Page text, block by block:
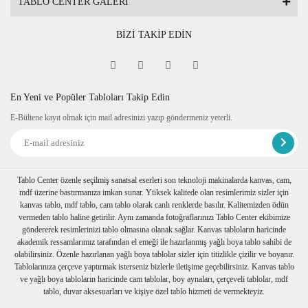
BİZİ TAKİP EDİN
En Yeni ve Popüler Tabloları Takip Edin
E-Bültene kayıt olmak için mail adresinizi yazıp göndermeniz yeterli.
Tablo Center özenle seçilmiş sanatsal eserleri son teknoloji makinalarda kanvas, cam,
mdf üzerine bastırmanıza imkan sunar. Yüksek kalitede olan resimlerimiz sizler için
kanvas tablo, mdf tablo, cam tablo olarak canlı renklerde basılır. Kalitemizden ödün
vermeden tablo haline getirilir. Aynı zamanda fotoğraflarınızı Tablo Center ekibimize
göndererek resimlerinizi tablo olmasına olanak sağlar. Kanvas tabloların haricinde
akademik ressamlarımız tarafından el emeği ile hazırlanmış yağlı boya tablo sahibi de
olabilirsiniz. Özenle hazırlanan yağlı boya tablolar sizler için titizlikle çizilir ve boyanır.
Tablolarınıza çerçeve yaptırmak isterseniz bizlerle iletişime geçebilirsiniz. Kanvas tablo
ve yağlı boya tabloların haricinde cam tablolar, boy aynaları, çerçeveli tablolar, mdf
tablo, duvar aksesuarları ve kişiye özel tablo hizmeti de vermekteyiz.